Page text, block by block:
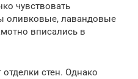
чувствовать
оливковые, лавандовые
вписались в
стен. Однако